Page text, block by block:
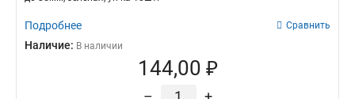
Подробнее Сравнить
Наличие: В наличии
144,00 ₽